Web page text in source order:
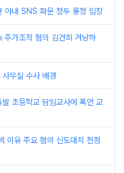
아내 SNS 파문 청두 룽청 입장
주가조작 혐의 김건희 겨낭하
무실 수사 배경
초등학교 담임교사에 폭언 교
이유 주요 혐의 신도대치 천정